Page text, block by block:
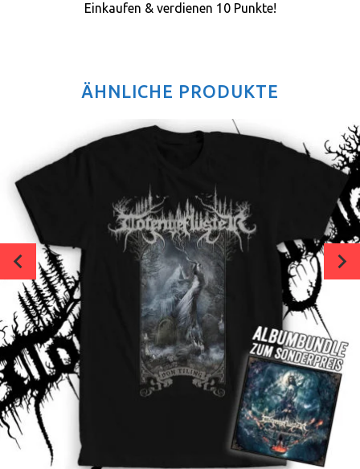
Einkaufen & verdienen 10 Punkte!
ÄHNLICHE PRODUKTE